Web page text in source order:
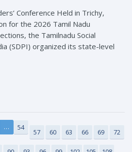
Conference Held in Trichy,
for the 2026 Tamil Nadu
the Tamilnadu Social
(SDPI) organized its state-level
… 54
57 60 63 66 69 72